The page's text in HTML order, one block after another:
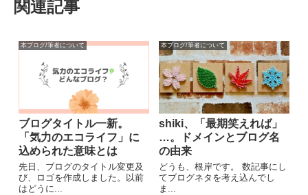
関連記事
本ブログ/筆者について
ブログタイトル一新。
「気力のエコライフ」に
込められた意味とは
先日、ブログのタイトル変更及
び、ロゴを作成しました。以前
はどうに...
本ブログ/筆者について
shiki、「最期笑えれば」
…。ドメインとブログ名
の由来
どうも、根岸です。 数記事にし
てブログネタを考え込んでし
ま...